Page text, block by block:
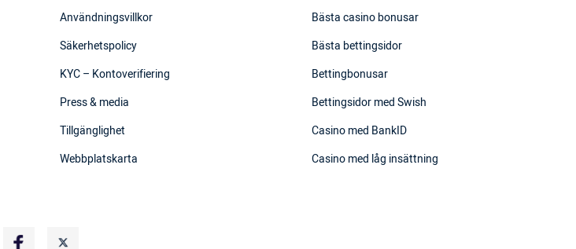
Användningsvillkor
Säkerhetspolicy
KYC – Kontoverifiering
Press & media
Tillgänglighet
Webbplatskarta
Bästa casino bonusar
Bästa bettingsidor
Bettingbonusar
Bettingsidor med Swish
Casino med BankID
Casino med låg insättning